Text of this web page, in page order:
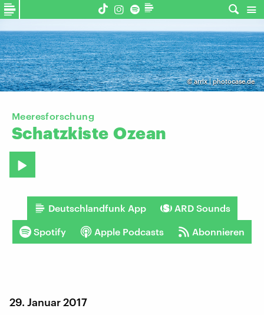
©arrlx | photocase.de
Meeresforschung
Schatzkiste Ozean
Deutschlandfunk App ARD Sounds
Spotify Apple Podcasts Abonnieren
29. Januar 2017